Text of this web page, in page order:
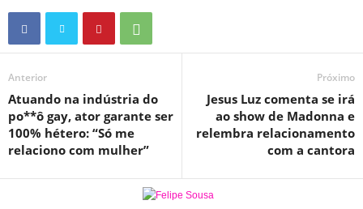
Anterior
Atuando na indústria do
po**ô gay, ator garante ser
100% hétero: “Só me
relaciono com mulher”
Próximo
Jesus Luz comenta se irá
ao show de Madonna e
relembra relacionamento
com a cantora